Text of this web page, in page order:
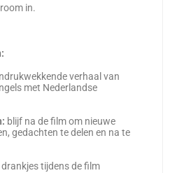
in.
verhaal van
met Nederlandse
blijf na de film om nieuwe
gedachten te delen en na te
tijdens de film